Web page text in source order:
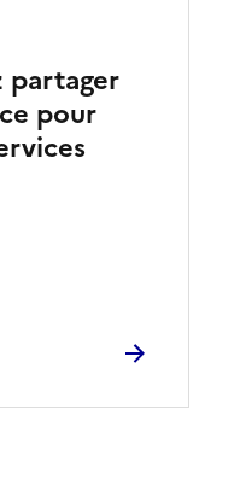
partager
pour